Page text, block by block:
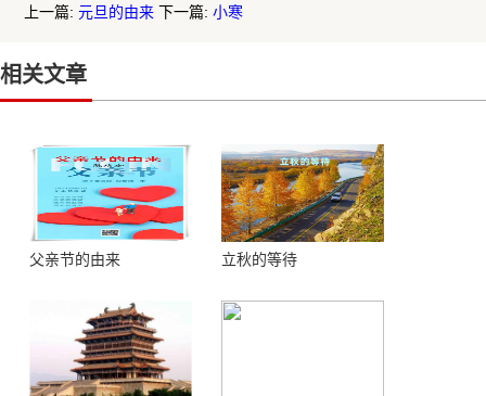
上一篇:元旦的由来 下一篇:小寒
相关文章
父亲节的由来 立秋的等待